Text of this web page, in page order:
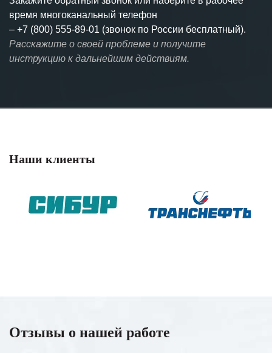
время многоканальный телефон
– +7 (800) 555-89-01 (звонок по России бесплатный).
Расскажите о своей проблеме и получите
инструкцию к дальнейшим действиям.
Наши клиенты
Отзывы о нашей работе